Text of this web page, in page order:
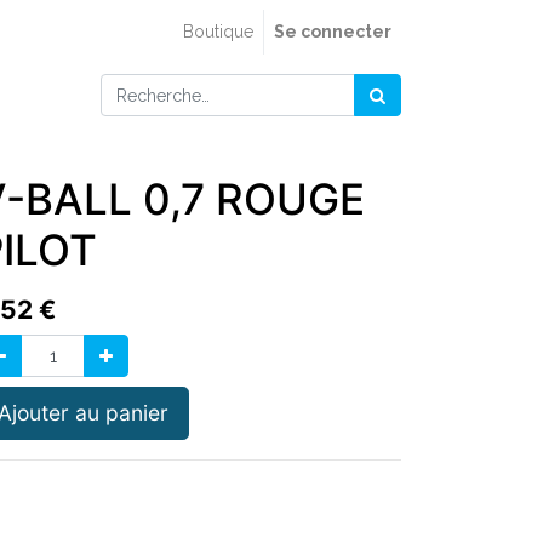
Boutique Se connecter
BALL 0,7 ROUGE
€
au panier